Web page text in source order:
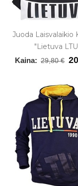
Juoda Laisvalaikio
"Lietuva
Kaina: 29,80 €